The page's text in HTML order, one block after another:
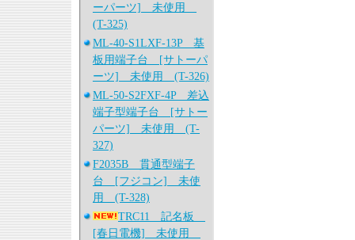
ーパーツ] 未使用
(T-325)
ML-40-S1LXF-13P 基
板用端子台 [サトーパ
ーツ] 未使用 (T-326)
ML-50-S2FXF-4P 差込
端子型端子台 [サトー
パーツ] 未使用 (T-
327)
F2035B 貫通型端子
台 [フジコン] 未使
用 (T-328)
TRC11 記名板
[春日電機] 未使用